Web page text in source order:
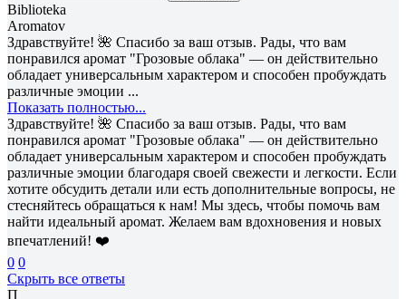
Biblioteka
Aromatov
Здравствуйте! 🌺 Спасибо за ваш отзыв. Рады, что вам
понравился аромат "Грозовые облака" — он действительно
обладает универсальным характером и способен пробуждать
различные эмоции ...
Показать полностью...
Здравствуйте! 🌺 Спасибо за ваш отзыв. Рады, что вам
понравился аромат "Грозовые облака" — он действительно
обладает универсальным характером и способен пробуждать
различные эмоции благодаря своей свежести и легкости. Если
хотите обсудить детали или есть дополнительные вопросы, не
стесняйтесь обращаться к нам! Мы здесь, чтобы помочь вам
найти идеальный аромат. Желаем вам вдохновения и новых
впечатлений! ❤️
0 0
Скрыть все ответы
П